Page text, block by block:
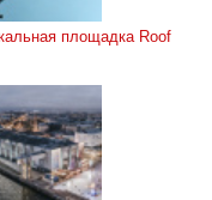
площадка Roof